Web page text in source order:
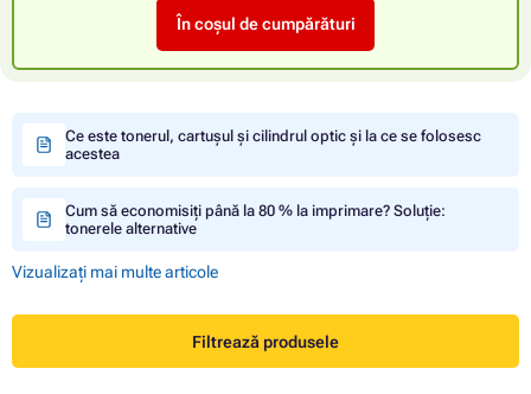
În coșul de cumpărături
Ce este tonerul, cartușul și cilindrul optic și la ce se folosesc
acestea
Cum să economisiți până la 80 % la imprimare? Soluție:
tonerele alternative
Vizualizați mai multe articole
Filtrează produsele